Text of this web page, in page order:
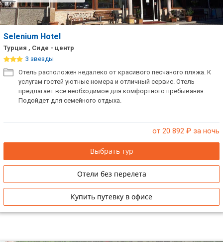
Selenium Hotel
Турция , Сиде - центр
3 звезды
Отель расположен недалеко от красивого песчаного пляжа. К
услугам гостей уютные номера и отличный сервис. Отель
предлагает все необходимое для комфортного пребывания.
Подойдет для семейного отдыха.
от 20 892 ₽ за ночь
Выбрать тур
Отели без перелета
Купить путевку в офисе